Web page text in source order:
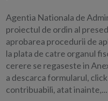
Agentia Nationala de
proiectul de ordin al
aprobarea procedurii de
la plata de catre organul
cerere se regaseste in
a descarca formularul,
contribuabili, atat inainte,...